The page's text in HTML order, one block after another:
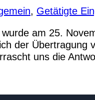
, Getätigte
am 25.
der
uns die